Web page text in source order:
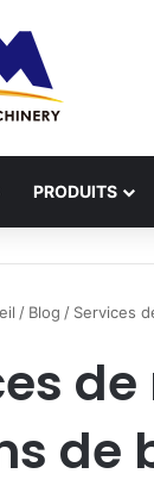
PRODUITS
/ Blog / Services
de